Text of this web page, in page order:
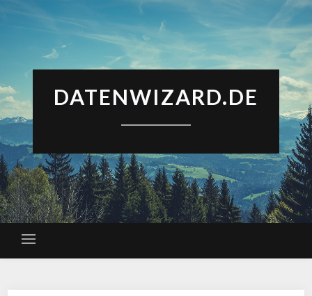
DATENWIZARD.DE